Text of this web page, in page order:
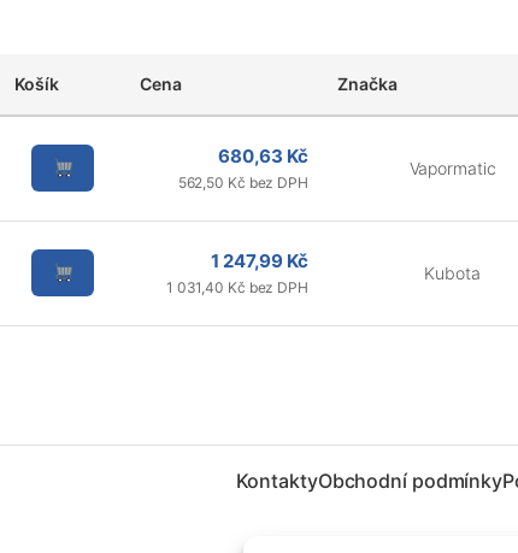
Košík Cena Značka
680,63 Kč
562,50 Kč bez DPH
Vapormatic
1 247,99 Kč
1 031,40 Kč bez DPH
Kubota
KontaktyObchodní podmínky